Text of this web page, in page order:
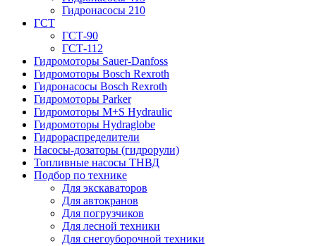
Гидронасосы 210
ГСТ
ГСТ-90
ГСТ-112
Гидромоторы Sauer-Danfoss
Гидромоторы Bosch Rexroth
Гидронасосы Bosch Rexroth
Гидромоторы Parker
Гидромоторы M+S Hydraulic
Гидромоторы Hydraglobe
Гидрораспределители
Насосы-дозаторы (гидрорули)
Топливные насосы ТНВД
Подбор по технике
Для экскаваторов
Для автокранов
Для погрузчиков
Для лесной техники
Для снегоуборочной техники